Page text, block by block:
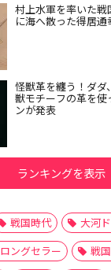
村上水軍を率いた
に海へ散った得居
怪獣革を纏う！ダ
獣モチーフの革を使
ンが発表
ランキングを表示
戦国時代 大河
ロングセラー 戦